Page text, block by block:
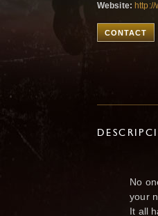
Website:
CONTACT
No
your
It all